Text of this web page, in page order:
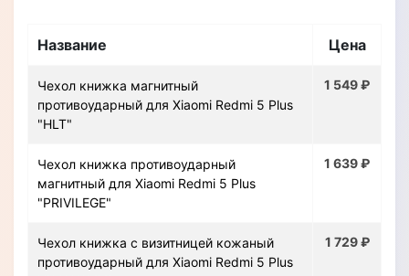
Название Цена
Чехол книжка магнитный
противоударный для Xiaomi Redmi 5 Plus
"HLT"
1 549 ₽
Чехол книжка противоударный
магнитный для Xiaomi Redmi 5 Plus
"PRIVILEGE"
1 639 ₽
Чехол книжка с визитницей кожаный
противоударный для Xiaomi Redmi 5 Plus
1 729 ₽